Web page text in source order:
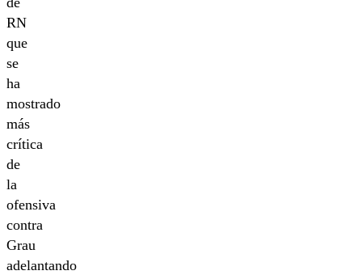
RN
que
se
ha
mostrado
más
crítica
de
la
ofensiva
contra
Grau
adelantando